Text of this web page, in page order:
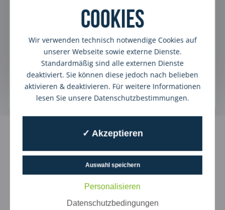
In der Hoffnung, dass sie uns nie brauchen und
wenn doch, einfach anrufen
Ich habe dazu eine Podcastfolge erstellt, unbedingt
mal anhören
Hier zur aktuellen Podcastfolge
Ähnliche Beiträge
Cookies
Wir verwenden technisch notwendige Cookies auf
unserer Webseite sowie externe Dienste.
Standardmäßig sind alle externen Dienste
deaktiviert. Sie können diese jedoch nach belieben
aktivieren & deaktivieren. Für weitere Informationen
lesen Sie unsere Datenschutzbestimmungen.
✓ Akzeptieren
Auswahl speichern
Personalisieren
Datenschutzbedingungen